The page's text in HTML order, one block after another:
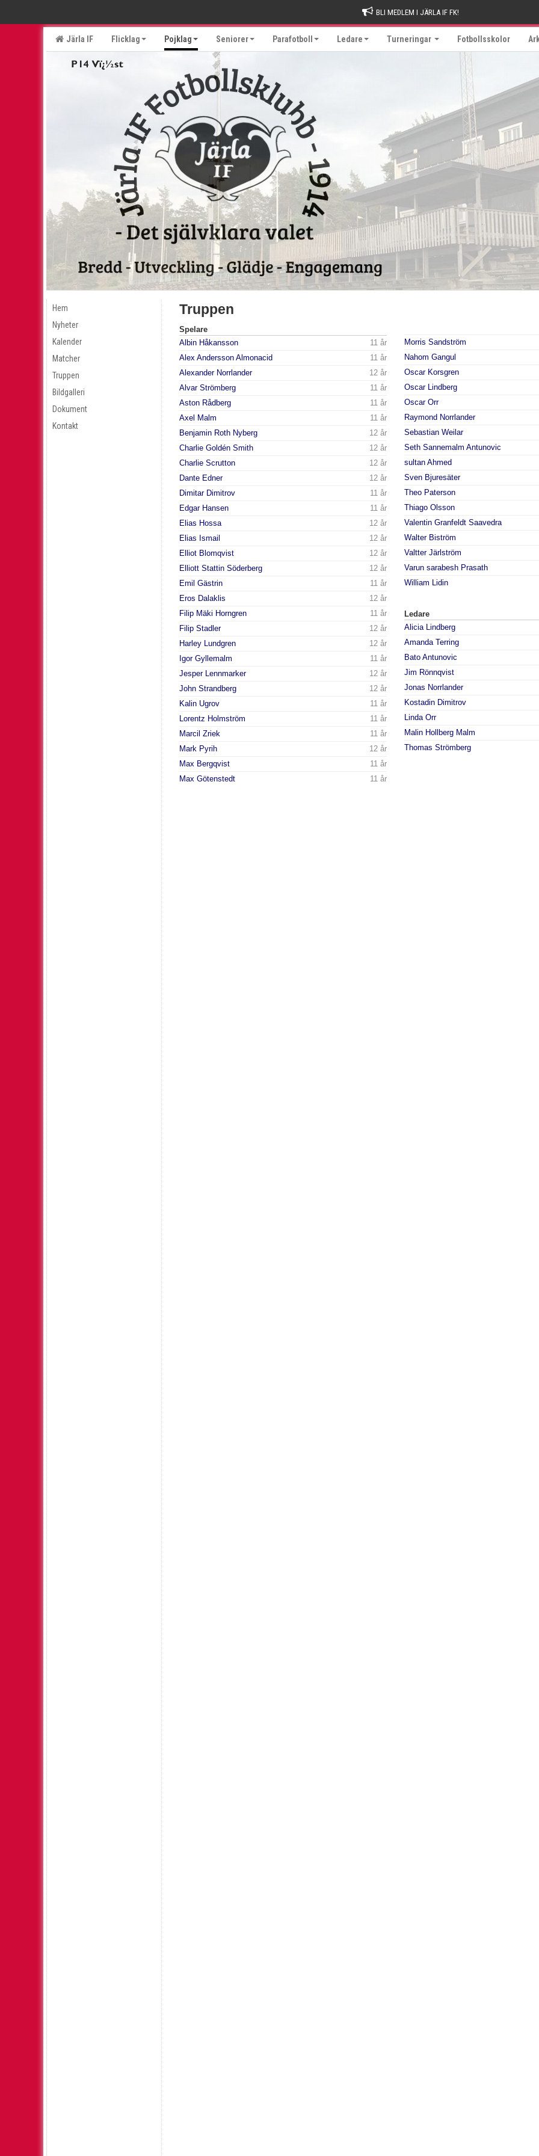
BLI MEDLEM I JÄRLA IF FK!
Järla IF Flicklag Pojklag Seniorer Parafotboll Ledare Turneringar Fotbollsskolor
Hem
Nyheter
Kalender
Matcher
Truppen
Bildgalleri
Dokument
Kontakt
Truppen
Spelare
Albin Håkansson
11 år
Alex Andersson Almonacid
11 år
Alexander Norrlander
12 år
Alvar Strömberg
11 år
Aston Rådberg
11 år
Axel Malm
11 år
Benjamin Roth Nyberg
12 år
Charlie Goldén Smith
12 år
Charlie Scrutton
12 år
Dante Edner
12 år
Dimitar Dimitrov
11 år
Edgar Hansen
11 år
Elias Hossa
12 år
Elias Ismail
12 år
Elliot Blomqvist
12 år
Elliott Stattin Söderberg
12 år
Emil Gästrin
11 år
Eros Dalaklis
12 år
Filip Mäki Horngren
11 år
Filip Stadler
12 år
Harley Lundgren
12 år
Igor Gyllemalm
11 år
Jesper Lennmarker
12 år
John Strandberg
12 år
Kalin Ugrov
11 år
Lorentz Holmström
11 år
Marcil Zriek
11 år
Mark Pyrih
12 år
Max Bergqvist
11 år
Max Götenstedt
11 år
Morris Sandström
Nahom Gangul
Oscar Korsgren
Oscar Lindberg
Oscar Orr
Raymond Norrlander
Sebastian Weilar
Seth Sannemalm Antunovic
sultan Ahmed
Sven Bjuresäter
Theo Paterson
Thiago Olsson
Valentin Granfeldt Saavedra
Walter Biström
Valtter Järlström
Varun sarabesh Prasath
William Lidin
Ledare
Alicia Lindberg
Amanda Terring
Bato Antunovic
Jim Rönnqvist
Jonas Norrlander
Kostadin Dimitrov
Linda Orr
Malin Hollberg Malm
Thomas Strömberg